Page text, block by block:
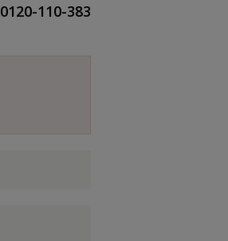
0120-110-383